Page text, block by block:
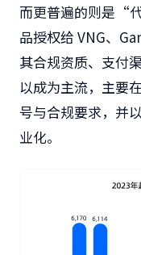
而更普遍的则是“
品授权给 VNG、
其合规资质、支付
以成为主流，主要
号与合规要求，并
业化。